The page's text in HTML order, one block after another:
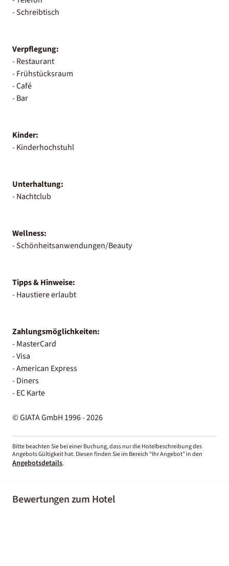
- Schreibtisch
Verpflegung:
- Restaurant
- Frühstücksraum
- Café
- Bar
Kinder:
- Kinderhochstuhl
Unterhaltung:
- Nachtclub
Wellness:
- Schönheitsanwendungen/Beauty
Tipps & Hinweise:
- Haustiere erlaubt
Zahlungsmöglichkeiten:
- MasterCard
- Visa
- American Express
- Diners
- EC Karte
© GIATA GmbH 1996 - 2026
Bitte beachten Sie bei einer Buchung, dass nur die Hotelbeschreibung des
Angebots Gültigkeit hat. Diesen finden Sie im Bereich “Ihr Angebot” in den
Angebotsdetails.
Bewertungen zum Hotel